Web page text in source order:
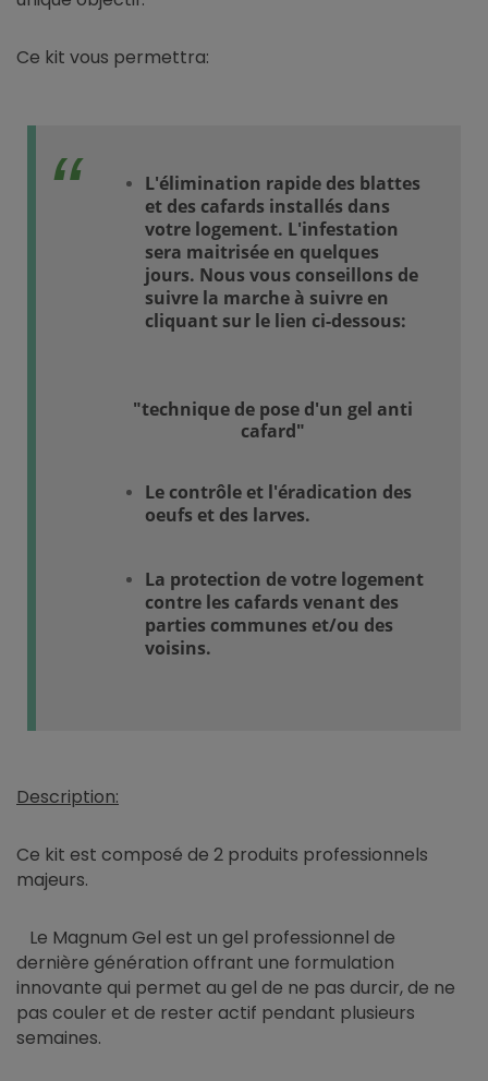
Ce kit vous permettra:
L'élimination rapide des blattes
et des cafards installés dans
votre logement. L'infestation
sera maitrisée en quelques
jours. Nous vous conseillons de
suivre la marche à suivre en
cliquant sur le lien ci-dessous:
"technique de pose d'un gel anti
cafard"
Le contrôle et l'éradication des
oeufs et des larves.
La protection de votre logement
contre les cafards venant des
parties communes et/ou des
voisins.
Description:
Ce kit est composé de 2 produits professionnels
majeurs.
Le Magnum Gel est un gel professionnel de
dernière génération offrant une formulation
innovante qui permet au gel de ne pas durcir, de ne
pas couler et de rester actif pendant plusieurs
semaines.